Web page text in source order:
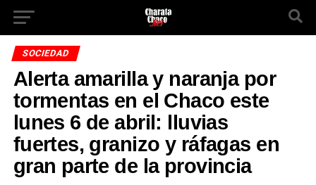
SOCIEDAD
Alerta amarilla y naranja por
tormentas en el Chaco este
lunes 6 de abril: lluvias
fuertes, granizo y ráfagas en
gran parte de la provincia